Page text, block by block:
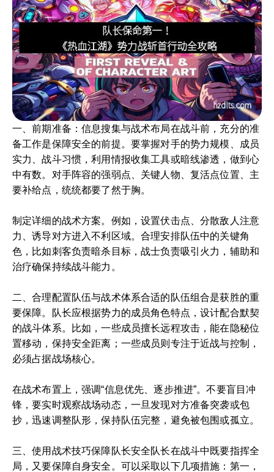
一、前期准备：信息搜集与战术布局在战斗前，充分的准
备工作是保障安全的前提。要掌握对手的势力规模、成员
实力、战斗习惯，利用情报收集工具或暗线渗透，做到心
中有数。对手阵容的强弱点、关键人物、复活点位置、主
要补给点，统统都要了然于胸。
制定详细的战术方案。例如，设置伏击点、分散敌人注意
力、诱导对方进入不利区域。合理安排队伍中的关键角
色，比如刺客负责暗杀目标，战士负责吸引火力，辅助和
治疗确保持续战斗能力。
二、合理配置队伍与战术体系合适的队伍组合是获胜的重
要保障。队长应根据势力的成员角色特点，设计配合默契
的战斗体系。比如，一些成员擅长远程攻击，能在隐秘位
置移动，保持安全距离；一些成员则专注于近战与控制，
必须占据战场核心。
在战术布置上，强调“信息优先、逐步推进”。不要盲目冲
锋，要实时观察战场动态，一旦发现对方准备突袭或包
抄，迅速调整队形，保持队伍完整，避免被包围或孤立。
三、使用战术技巧保障队长安全队长在战斗中既要指挥全
局，又要保障自身安全。可以采取以下几项措施：第一，